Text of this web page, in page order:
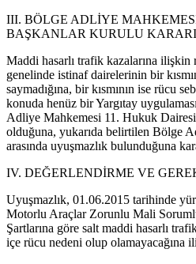
III. BÖLGE ADLİYE
BAŞKANLAR KURULU KARARI
Maddi hasarlı trafik kazalarına ilişkin
genelinde istinaf dairelerinin bir
saymadığına, bir kısmının ise rücu
konuda henüz bir Yargıtay
Adliye Mahkemesi 11. Hukuk
olduğuna, yukarıda belirtilen Bölge
arasında uyuşmazlık bulunduğuna
IV. DEĞERLENDİRME VE
Uyuşmazlık, 01.06.2015 tarihinde
Motorlu Araçlar Zorunlu Mali
Şartlarına göre salt maddi hasarlı
içe rücu nedeni olup olamayacağına